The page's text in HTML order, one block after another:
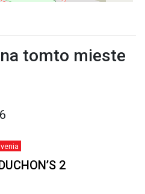
tomto mieste
2